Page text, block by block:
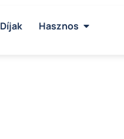
Díjak Hasznos